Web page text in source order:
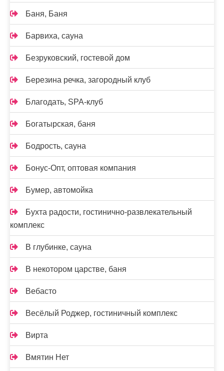
Баня, Баня
Барвиха, сауна
Безруковский, гостевой дом
Березина речка, загородный клуб
Благодать, SPA-клуб
Богатырская, баня
Бодрость, сауна
Бонус-Опт, оптовая компания
Бумер, автомойка
Бухта радости, гостинично-развлекательный
комплекс
В глубинке, сауна
В некотором царстве, баня
Вебасто
Весёлый Роджер, гостиничный комплекс
Вирта
Вмятин Нет